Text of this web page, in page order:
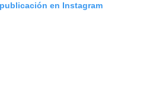
en Instagram